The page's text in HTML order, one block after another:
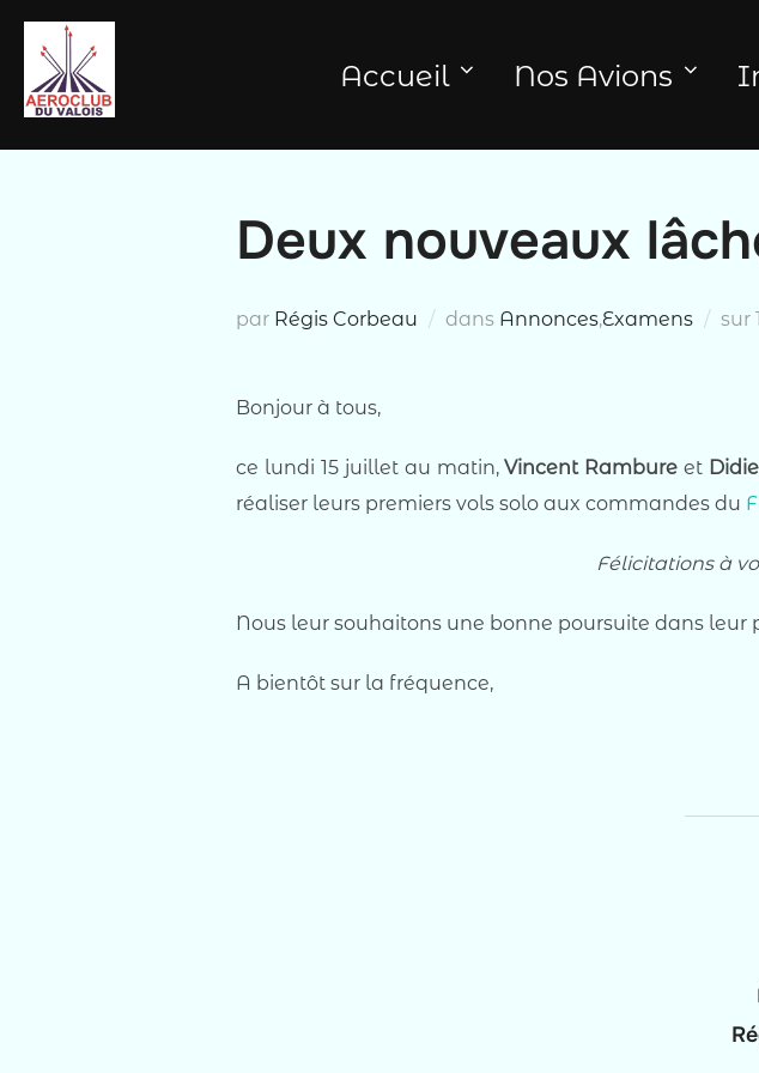
contenu
Accueil Nos Avions
Deux nouveaux
par Régis Corbeau dans Annonces,Examens sur
Bonjour à tous,
ce lundi 15 juillet au matin,Vincent Rambure et
réaliser leurs premiers vols solo aux commandes du
Félicitations à
Nous leur souhaitons une bonne poursuite dans leur
A bientôt sur la fréquence,
AUTEUR